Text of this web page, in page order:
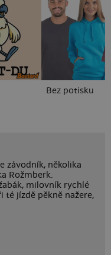
Bez potisku
závodník, několika
Rožmberk.
milovník rychlé
té jízdě pěkně nažere,